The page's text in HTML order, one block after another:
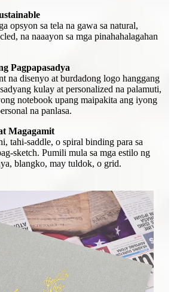
opsyon sa tela na gawa sa natural,
na naaayon sa mga pinahahalagahan
Pagpapasadya
na disenyo at burdadong logo hanggang
kulay at personalized na palamuti,
notebook upang maipakita ang iyong
na panlasa.
Magagamit
tahi-saddle, o spiral binding para sa
sketch. Pumili mula sa mga estilo ng
blangko, may tuldok, o grid.